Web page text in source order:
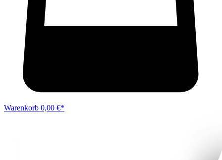
Warenkorb 0,00 €*